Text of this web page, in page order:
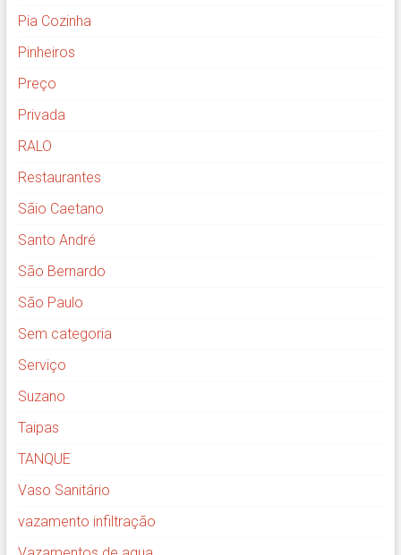
Pia Cozinha
Pinheiros
Preço
Privada
RALO
Restaurantes
Sãio Caetano
Santo André
São Bernardo
São Paulo
Sem categoria
Serviço
Suzano
Taipas
TANQUE
Vaso Sanitário
vazamento infiltração